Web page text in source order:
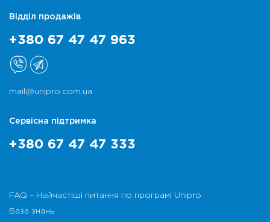
Відділ продажів
+380 67 47 47 963
mail@unipro.com.ua
Сервісна підтримка
+380 67 47 47 333
FAQ – Найчастіші питання по програмі Unipro
База знань